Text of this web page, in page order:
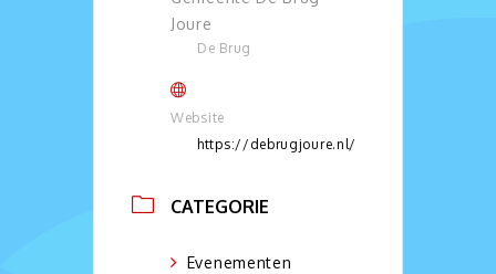
Joure
De Brug
Website
https://debrugjoure.nl/
CATEGORIE
Evenementen